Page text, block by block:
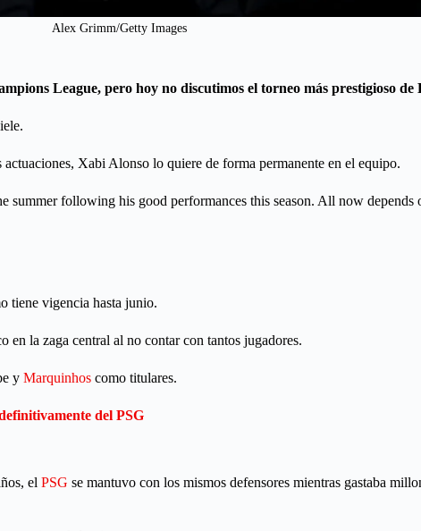
Alex Grimm/Getty Images
League, pero hoy no discutimos el torneo más prestigioso de
Xabi Alonso lo quiere de forma permanente en el equipo.
following his good performances this season. All now depends
tiene vigencia hasta junio.
en la zaga central al no contar con tantos jugadores.
y Marquinhos como titulares.
del PSG
el PSG se mantuvo con los mismos defensores mientras gastaba